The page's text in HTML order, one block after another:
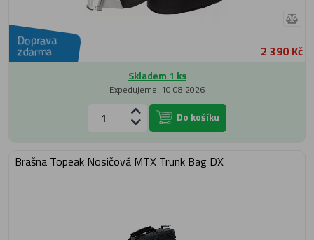
Doprava
zdarma 2 390 Kč
Skladem 1 ks
Expedujeme: 10.08.2026
Do košíku
Brašna Topeak Nosičová MTX Trunk Bag DX